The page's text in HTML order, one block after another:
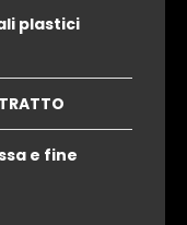
plastici
e fine